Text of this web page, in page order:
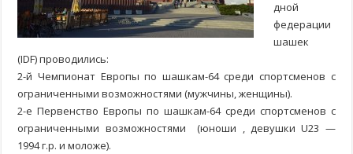
дной
федерации
шашек
(IDF) проводились:
2-й Чемпионат Европы по шашкам-64 среди спортсменов с
ограниченными возможностями (мужчины, женщины).
2-е Первенство Европы по шашкам-64 среди спортсменов с
ограниченными возможностями (юноши , девушки U23 —
1994 г.р. и моложе).